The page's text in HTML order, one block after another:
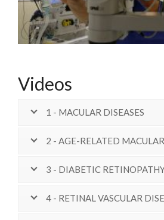
Videos
1 - MACULAR DISEASES
2 - AGE-RELATED
3 - DIABETIC
4 - RETINAL VASCULAR